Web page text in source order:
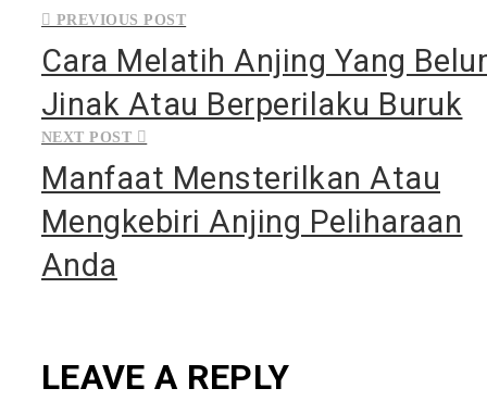
navigation
Cara Melatih Anjing Yang
Jinak Atau Berperilaku Buruk
Manfaat Mensterilkan Atau
Mengkebiri Anjing Peliharaan
Anda
LEAVE A REPLY